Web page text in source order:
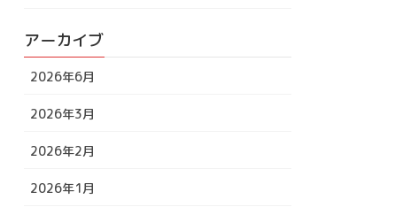
アーカイブ
2026年6月
2026年3月
2026年2月
2026年1月